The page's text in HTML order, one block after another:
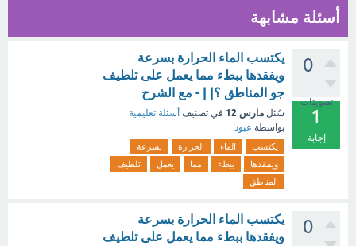
أسئلة مشابهة
0
تصويتات
1
إجابة
يكتسب الماء الحرارة بسرعة
ويفقدها ببطء مما يعمل على تلطيف
جو المناطق ؟| | - مع الشرح
سُئل مارس 12 في تصنيف أسئلة تعليمية
بواسطة عبود
يكتسب الماء الحرارة
بسرعة
ويفقدها
ببطء مما يعمل
تلطيف
المناطق
0
يكتسب الماء الحرارة بسرعة
ويفقدها ببطء مما يعمل على تلطيف